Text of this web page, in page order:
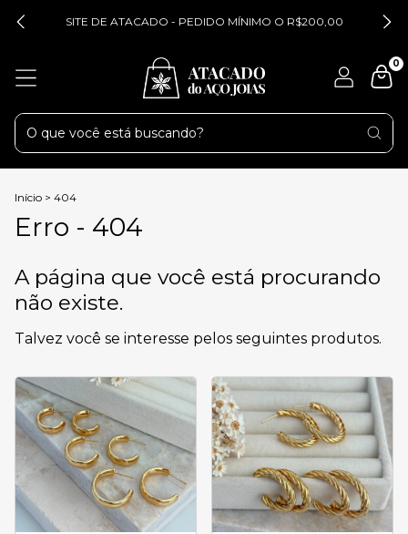
SITE DE ATACADO - PEDIDO MÍNIMO O R$200,00
0
Início > 404
Erro - 404
A página que você está procurando
não existe.
Talvez você se interesse pelos seguintes produtos.